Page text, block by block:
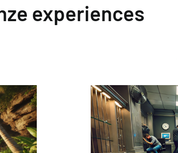
experiences